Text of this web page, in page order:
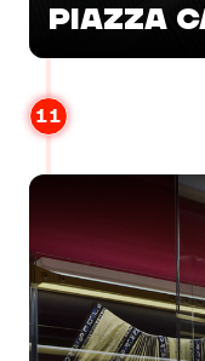
PIAZZA
11